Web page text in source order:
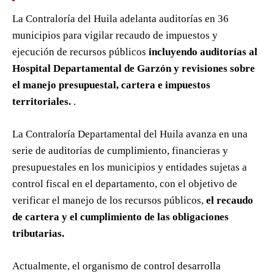
La Contraloría del Huila adelanta auditorías en 36
municipios para vigilar recaudo de impuestos y
ejecución de recursos públicos incluyendo auditorías al
Hospital Departamental de Garzón y revisiones sobre
el manejo presupuestal, cartera e impuestos
territoriales. .
La Contraloría Departamental del Huila avanza en una
serie de auditorías de cumplimiento, financieras y
presupuestales en los municipios y entidades sujetas a
control fiscal en el departamento, con el objetivo de
verificar el manejo de los recursos públicos, el recaudo
de cartera y el cumplimiento de las obligaciones
tributarias.
Actualmente, el organismo de control desarrolla